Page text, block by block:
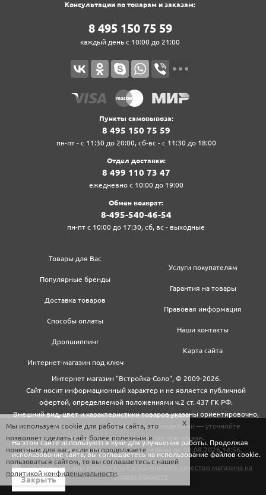
Консультации по товарам и заказам:
8‍ 4‍9‍5‍ 1‍5‍0‍ 7‍5‍ 5‍9‍
каждый день с 10:00 до 21:00
Пункты самовывоза:
8‍ 4‍9‍5‍ 1‍5‍0‍ 7‍5‍ 5‍9‍
пн-пт - с 11:30 до 20:00, сб-вс - с 11:30 до 18:00
Отдел доставки:
8‍ 4‍9‍9‍ 1‍1‍0‍ 7‍3‍ 4‍7‍
ежедневно с 10:00 до 19:00
Обмен возврат:
8‍-4‍9‍5‍-5‍4‍0‍-4‍6‍-5‍4‍
пн-пт с 10:00 до 17:30, сб, вс - выходные
Товары для Вас
Популярные бренды
Доставка товаров
Способы оплаты
Дропшиппинг
Интернет-магазин под ключ
Услуги покупателям
Гарантия на товары
Правовая информация
Наши контакты
Карта сайта
Интернет магазин "Встройка-Соло", © 2009-2026.
Сайт носит информационный характер и не является публичной
офертой, определяемой положениями ч.2 ст. 437 ГК РФ.
Внешний вид, цвет и характеристики товаров указаны ориентировочно,
могут не совпадать с обновленными моделями — уточняйте
информацию у менеджеров при заказе.
Цены и условия доставки действительны до 09.08.2026 14:56.
На этом сайте используются куки для улучшения работы. Продолжая
использование сайта, вы соглашаетесь на использование файлов cookie.
Закрыть
Мы используем cookie для работы сайта, это
позволяет сделать сайт более полезным и
понятным для вас, если вы продолжаете
пользоваться сайтом, то вы соглашаетесь с нашей
политикой конфиденциальности.